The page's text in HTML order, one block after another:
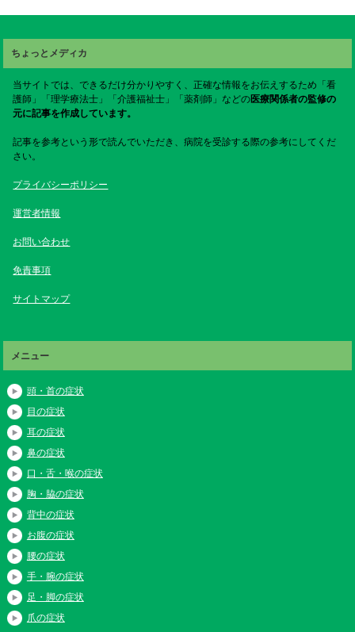
ちょっとメディカ
当サイトでは、できるだけ分かりやすく、正確な情報をお伝えするため「看
護師」「理学療法士」「介護福祉士」「薬剤師」などの医療関係者の監修の
元に記事を作成しています。
記事を参考という形で読んでいただき、病院を受診する際の参考にしてくだ
さい。
プライバシーポリシー
運営者情報
お問い合わせ
免責事項
サイトマップ
メニュー
頭・首の症状
目の症状
耳の症状
鼻の症状
口・舌・喉の症状
胸・脇の症状
背中の症状
お腹の症状
腰の症状
手・腕の症状
足・脚の症状
爪の症状